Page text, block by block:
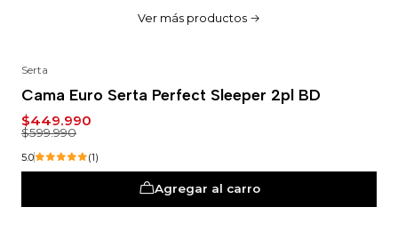
Ver más productos
Serta
Cama Euro Serta Perfect Sleeper 2pl BD
$449.990
$599.990
5.0 (1)
Agregar al carro